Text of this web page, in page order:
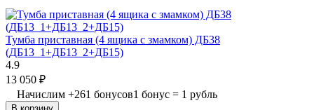
Тумба приставная (4 ящика с змамком) ДБ38
(ДБ13_1+ДБ13_2+ДБ15)
4.9
13 050 ₽
Начислим +261 бонусов1 бонус = 1 рубль